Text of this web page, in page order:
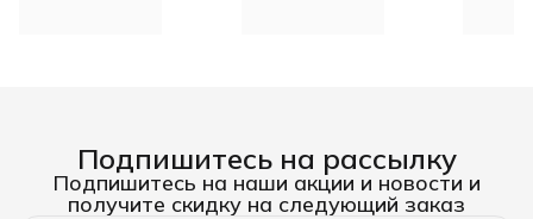
Подпишитесь на рассылку
Подпишитесь на наши акции и новости и
получите скидку на следующий заказ